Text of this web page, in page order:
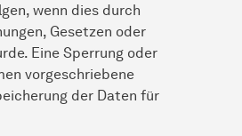
wenn dies durch
Gesetzen oder
Eine Sperrung oder
vorgeschriebene
der Daten für